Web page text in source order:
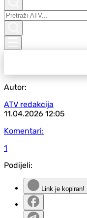
Autor:
ATV redakcija
11.04.2026 12:05
Komentari:
1
Podijeli:
Link je kopiran!